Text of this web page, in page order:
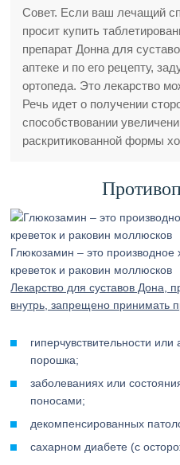
Совет. Если ваш лечащий
просит купить
препарат Донна для
аптеке и по его рецепту,
ортопеда. Это лекарство
Речь идет о получении
способствовании
раскритикованной формы
Глюкозамин – это производное
креветок и раковин моллюсков
Лекарство для суставов Дона,
внутрь, запрещено принимать
гиперчувствительности
порошка;
заболеваниях или
поносами;
декомпенсированных
сахарном диабете (с